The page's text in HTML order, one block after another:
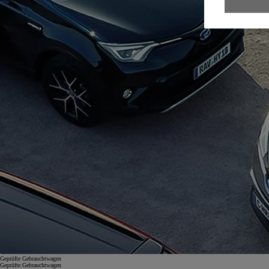
Geprüfte Gebrauchtwagen
Geprüfte Gebrauchtwagen